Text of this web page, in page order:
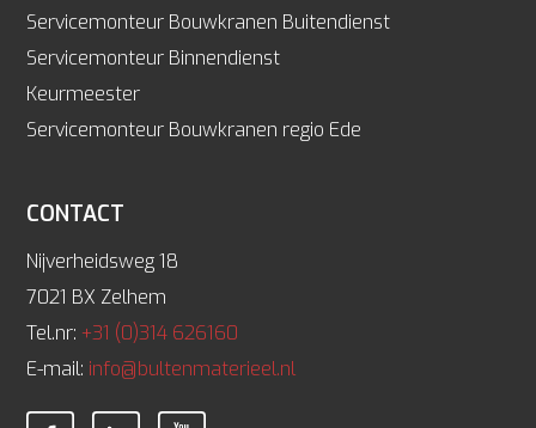
Servicemonteur Bouwkranen Buitendienst
Servicemonteur Binnendienst
Keurmeester
Servicemonteur Bouwkranen regio Ede
CONTACT
Nijverheidsweg 18
7021 BX Zelhem
Tel.nr: +31 (0)314 626160
E-mail: info@bultenmaterieel.nl